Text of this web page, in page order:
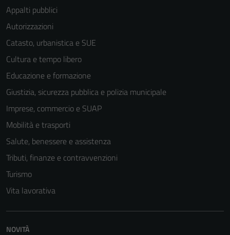
Appalti pubblici
Autorizzazioni
Catasto, urbanistica e SUE
Cultura e tempo libero
Educazione e formazione
Giustizia, sicurezza pubblica e polizia municipale
Imprese, commercio e SUAP
Mobilità e trasporti
Salute, benessere e assistenza
Tributi, finanze e contravvenzioni
Turismo
Vita lavorativa
NOVITÀ